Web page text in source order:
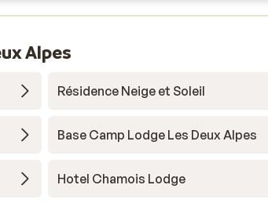
Alpes
Résidence Neige et Soleil
Base Camp Lodge Les Deux Alpes
Hotel Chamois Lodge